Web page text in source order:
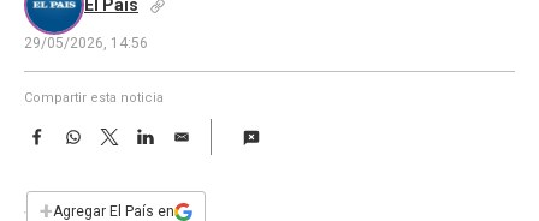
El País
29/05/2026, 14:56
Compartir esta noticia
F
e
W
T
w
t
L
E
i
+Agregar El País en